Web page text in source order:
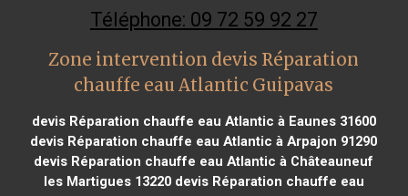
Téléphone: 09 72 59 92 27
Zone intervention devis Réparation
chauffe eau Atlantic Guipavas
devis Réparation chauffe eau Atlantic à Eaunes 31600
devis Réparation chauffe eau Atlantic à Arpajon 91290
devis Réparation chauffe eau Atlantic à Châteauneuf
les Martigues 13220devis Réparation chauffe eau